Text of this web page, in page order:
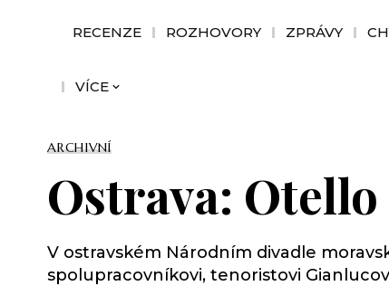
RECENZE ROZHOVORY ZPRÁVY
VÍCE
ARCHIVNÍ
Ostrava: Otello
V ostravském Národním divadle
spolupracovníkovi, tenoristovi